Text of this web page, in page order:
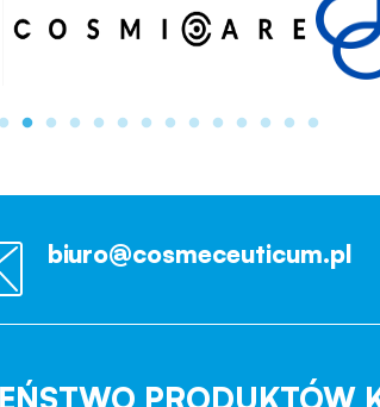
biuro@cosmeceuticum.pl
PRODUKTÓW